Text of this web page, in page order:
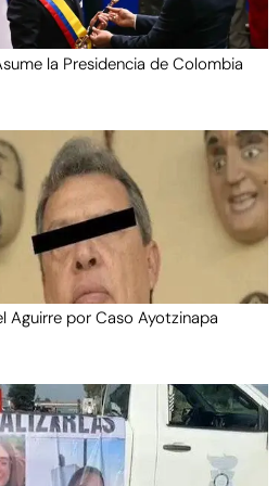
la Presidencia de Colombia
Aguirre por Caso Ayotzinapa